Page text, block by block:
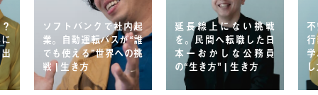
ソフトバンクで社内起
業。自動運転バスが“誰
でも使える”世界への挑
戦 | 生き方
延長線上にない挑戦
を。民間へ転職した日
本一おかしな公務員
の“生き方" | 生き方